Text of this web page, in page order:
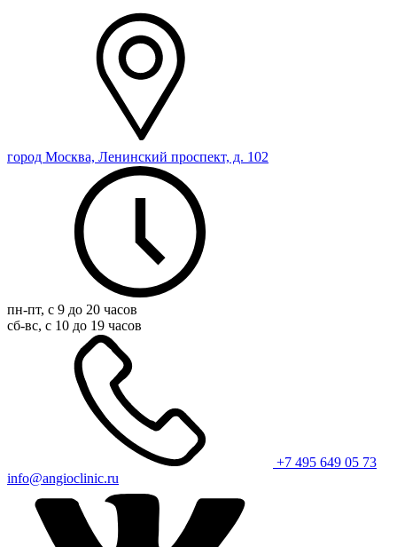
город Москва, Ленинский проспект, д. 102
пн-пт, с 9 до 20 часов
сб-вс, с 10 до 19 часов
+7 495 649 05 73
info@angioclinic.ru